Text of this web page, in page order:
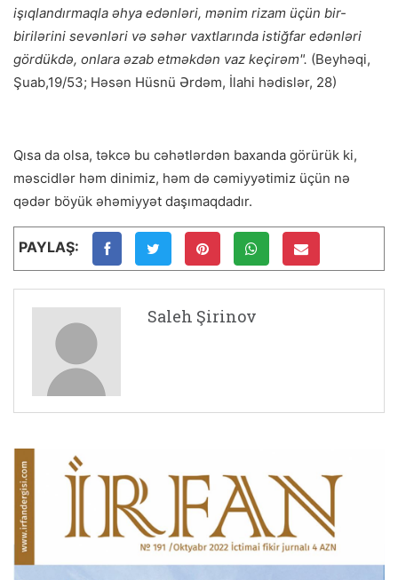
işıqlandırmaqla əhya edənləri, mənim rizam üçün bir-
birilərini sevənləri və səhər vaxtlarında istiğfar edənləri
gördükdə, onlara əzab etməkdən vaz keçirəm". (Beyhəqi,
Şuab,19/53; Həsən Hüsnü Ərdəm, İlahi hədislər, 28)
Qısa da olsa, təkcə bu cəhətlərdən baxanda görürük ki,
məscidlər həm dinimiz, həm də cəmiyyətimiz üçün nə
qədər böyük əhəmiyyət daşımaqdadır.
PAYLAŞ:
Saleh Şirinov